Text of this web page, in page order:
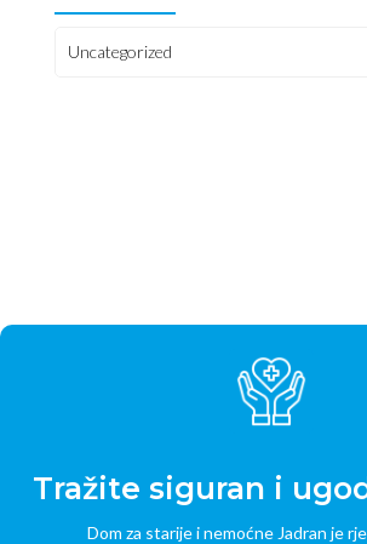
Uncategorized
Tražite siguran i
Dom za starije i nemoćne Jadran je